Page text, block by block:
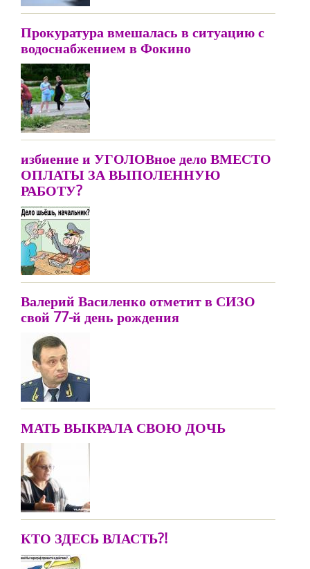
Прокуратура вмешалась в ситуацию с
водоснабжением в Фокино
избиение и УГОЛОВное дело ВМЕСТО
ОПЛАТЫ ЗА ВЫПОЛЕННУЮ
РАБОТУ?
Валерий Василенко отметит в СИЗО
свой 77-й день рождения
МАТЬ ВЫКРАЛА СВОЮ ДОЧЬ
КТО ЗДЕСЬ ВЛАСТЬ?!